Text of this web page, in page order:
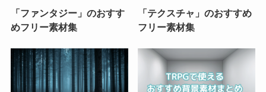
「ファンタジー」のおすす
めフリー素材集
「テクスチャ」のおすすめ
フリー素材集